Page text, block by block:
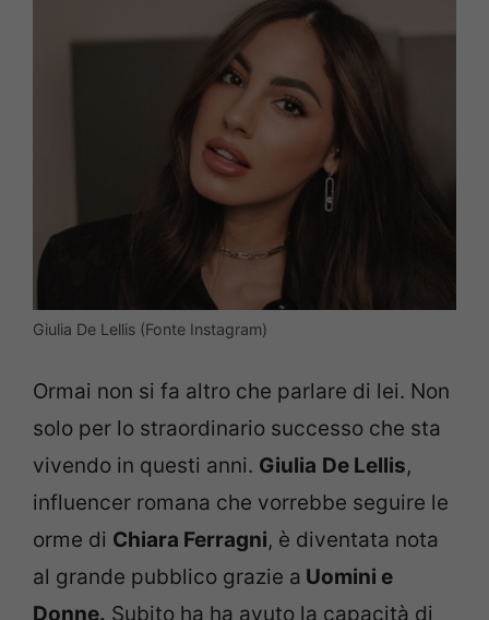
Giulia De Lellis (Fonte Instagram)
Ormai non si fa altro che parlare di lei. Non
solo per lo straordinario successo che sta
vivendo in questi anni. Giulia De Lellis,
influencer romana che vorrebbe seguire le
orme di Chiara Ferragni, è diventata nota
al grande pubblico grazie a Uomini e
Donne. Subito ha ha avuto la capacità di